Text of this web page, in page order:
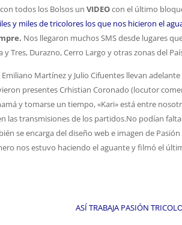
todos los Bolsos un VIDEOcon el último
y miles de tricolores los que nos hicieron el
Nos llegaron muchos SMS desde lugares
y Tres, Durazno, Cerro Largo y otras zonas del
Emiliano Martínez y Julio Cifuentes llevan
presentes Crhistian Coronado (locutor
y tomarse un tiempo, «Kari» está entre
las transmisiones de los partidos.No podían
se encarga del diseño web e imagen de
nos estuvo haciendo el aguante y filmó el
ASÍ TRABAJA PASIÓN